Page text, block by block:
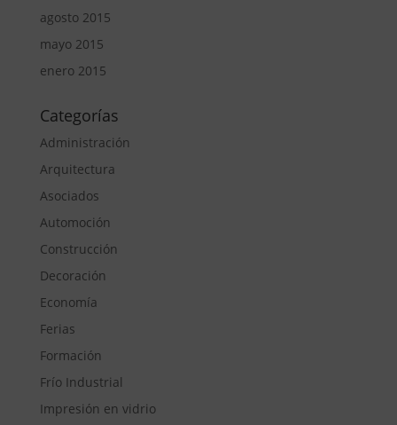
agosto 2015
mayo 2015
enero 2015
Categorías
Administración
Arquitectura
Asociados
Automoción
Construcción
Decoración
Economía
Ferias
Formación
Frío Industrial
Impresión en vidrio